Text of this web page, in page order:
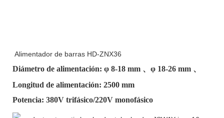
Alimentador de barras HD-ZNX36
Diámetro de alimentación: φ 8-18 mm 、φ 18-26 mm 、
Longitud de alimentación: 2500 mm
Potencia: 380V trifásico/220V monofásico